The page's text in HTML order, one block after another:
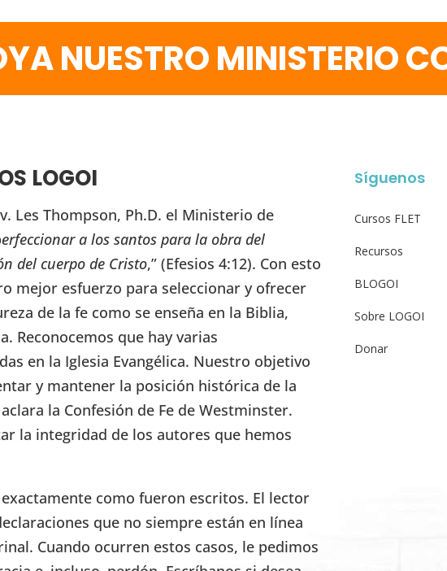
NUESTRO MINISTERIO
LOGOI
Les Thompson, Ph.D. el Ministerio de
erfeccionar a los santos para la obra del
del cuerpo de Cristo,” (Efesios 4:12). Con esto
mejor esfuerzo para seleccionar y ofrecer
de la fe como se enseña en la Biblia,
Reconocemos que hay varias
en la Iglesia Evangélica. Nuestro objetivo
y mantener la posición histórica de la
la Confesión de Fe de Westminster.
la integridad de los autores que hemos
como fueron escritos. El lector
que no siempre están en línea
Cuando ocurren estos casos, le pedimos
Síguenos
Cursos FLET
Recursos
BLOGOI
Sobre LOGOI
Donar